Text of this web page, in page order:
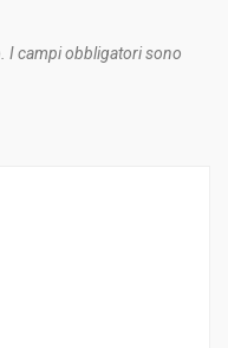
I campi obbligatori sono